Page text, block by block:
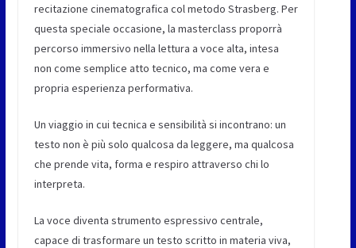
recitazione cinematografica col metodo Strasberg. Per
questa speciale occasione, la masterclass proporrà
percorso immersivo nella lettura a voce alta, intesa
non come semplice atto tecnico, ma come vera e
propria esperienza performativa.
Un viaggio in cui tecnica e sensibilità si incontrano: un
testo non è più solo qualcosa da leggere, ma qualcosa
che prende vita, forma e respiro attraverso chi lo
interpreta.
La voce diventa strumento espressivo centrale,
capace di trasformare un testo scritto in materia viva,